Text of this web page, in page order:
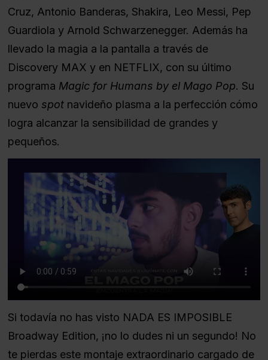
Cruz, Antonio Banderas, Shakira, Leo Messi, Pep
Guardiola y Arnold Schwarzenegger. Además ha
llevado la magia a la pantalla a través de
Discovery MAX y en NETFLIX, con su último
programa Magic for Humans by el Mago Pop. Su
nuevo spotnavideño plasma a la perfección cómo
logra alcanzar la sensibilidad de grandes y
pequeños.
Si todavía no has visto NADA ES IMPOSIBLE
Broadway Edition, ¡no lo dudes ni un segundo! No
te pierdas este montaje extraordinario cargado de